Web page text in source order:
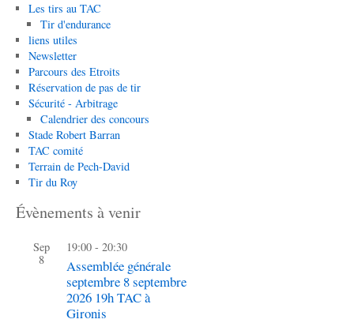
Les tirs au TAC
Tir d'endurance
liens utiles
Newsletter
Parcours des Etroits
Réservation de pas de tir
Sécurité - Arbitrage
Calendrier des concours
Stade Robert Barran
TAC comité
Terrain de Pech-David
Tir du Roy
Évènements à venir
Sep
8
19:00 - 20:30
Assemblée générale
septembre 8 septembre
2026 19h TAC à
Gironis